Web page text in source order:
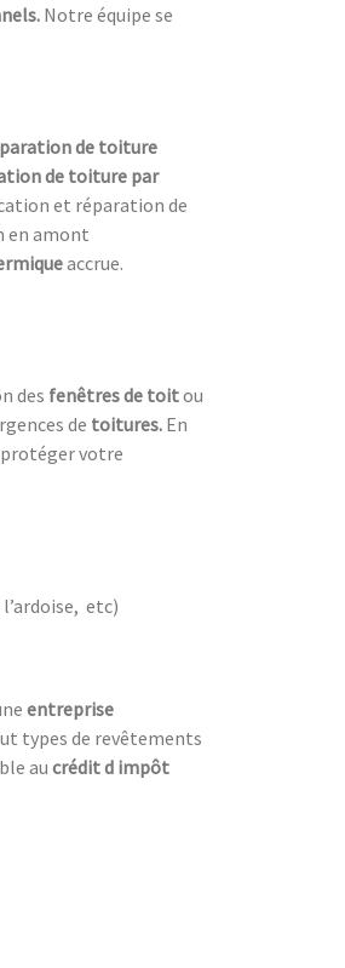
Notre équipe se
de toiture
de toiturepar
et réparation de
en amont
accrue.
des fenêtres de toitou
de toitures. En
protéger votre
etc)
entreprise
types de revêtements
au crédit d impôt